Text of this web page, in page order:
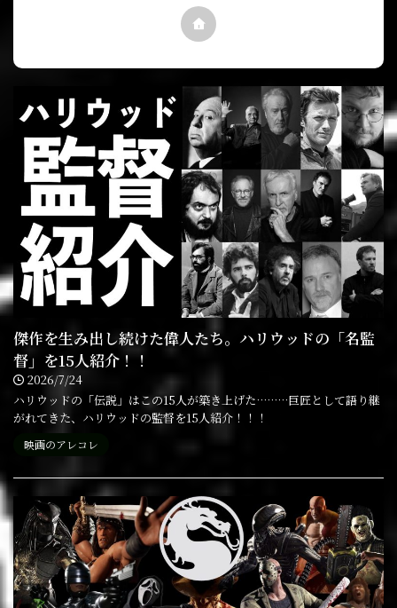
傑作を生み出し続けた偉人たち。ハリウッドの「名監
督」を15人紹介！！
2026/7/24
ハリウッドの「伝説」はこの15人が築き上げた………巨匠として語り継
がれてきた、ハリウッドの監督を15人紹介！！！
映画のアレコレ